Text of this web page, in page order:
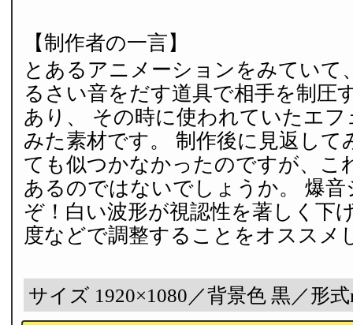
【制作者の一言】
とあるアニメーションをみていて
るさい音をだす道具で相手を制圧
あり、 その時に使われていたエ
みた素材です。 制作後に見返して
ても似つかなかったのですが、こ
あるのではないでしょうか。 爆
ぞ！白い波形が視認性を著しく下
度などで調整することをオススメ
サイズ 1920×1080／背景色 黒／形式